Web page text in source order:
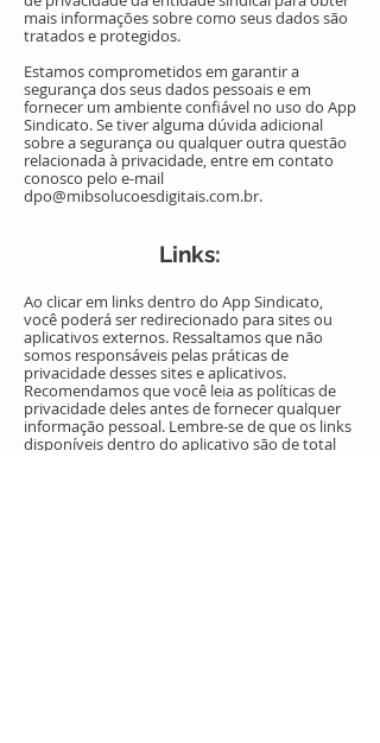
mais informações sobre como seus dados são
tratados e protegidos.
Estamos comprometidos em garantir a
segurança dos seus dados pessoais e em
fornecer um ambiente confiável no uso do App
Sindicato. Se tiver alguma dúvida adicional
sobre a segurança ou qualquer outra questão
relacionada à privacidade, entre em contato
conosco pelo e-mail
dpo@mibsolucoesdigitais.com.br.
Links:
Ao clicar em links dentro do App Sindicato,
você poderá ser redirecionado para sites ou
aplicativos externos. Ressaltamos que não
somos responsáveis pelas práticas de
privacidade desses sites e aplicativos.
Recomendamos que você leia as políticas de
privacidade deles antes de fornecer qualquer
informação pessoal. Lembre-se de que os links
disponíveis dentro do aplicativo são de total